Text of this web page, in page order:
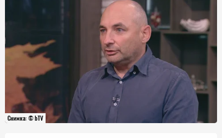
Снимка: © bTV